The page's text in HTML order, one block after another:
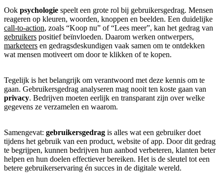
Ook psychologie speelt een grote rol bij gebruikersgedrag. Mensen
reageren op kleuren, woorden, knoppen en beelden. Een duidelijke
call-to-action, zoals “Koop nu” of “Lees meer”, kan het gedrag van
gebruikers positief beïnvloeden. Daarom werken ontwerpers,
marketeers en gedragsdeskundigen vaak samen om te ontdekken
wat mensen motiveert om door te klikken of te kopen.
Tegelijk is het belangrijk om verantwoord met deze kennis om te
gaan. Gebruikersgedrag analyseren mag nooit ten koste gaan van
privacy. Bedrijven moeten eerlijk en transparant zijn over welke
gegevens ze verzamelen en waarom.
Samengevat: gebruikersgedrag is alles wat een gebruiker doet
tijdens het gebruik van een product, website of app. Door dit gedrag
te begrijpen, kunnen bedrijven hun aanbod verbeteren, klanten beter
helpen en hun doelen effectiever bereiken. Het is de sleutel tot een
betere gebruikerservaring én succes in de digitale wereld.